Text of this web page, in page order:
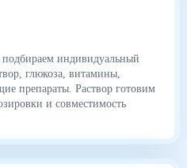
индивидуальный
глюкоза, витамины,
препараты. Раствор готовим
и совместимость